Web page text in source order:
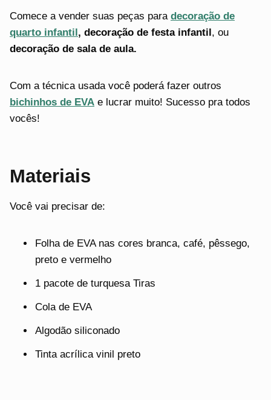
Comece a vender suas peças para decoração de
quarto infantil, decoração de festa infantil, ou
decoração de sala de aula.
Com a técnica usada você poderá fazer outros
bichinhos de EVA e lucrar muito! Sucesso pra todos
vocês!
Materiais
Você vai precisar de:
Folha de EVA nas cores branca, café, pêssego,
preto e vermelho
1 pacote de turquesa Tiras
Cola de EVA
Algodão siliconado
Tinta acrílica vinil preto